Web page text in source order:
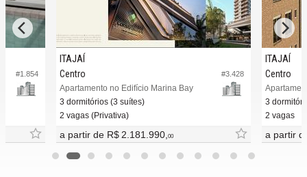
#1.854 #3.428
ITAJAÍ
Centro
Apartamento no Edifício Marina Bay
3 dormitórios (3 suítes)
2 vagas (Privativa)
a partir de R$ 2.181.990, 00
ITAJAÍ
Centro
3
2 vagas
a partir